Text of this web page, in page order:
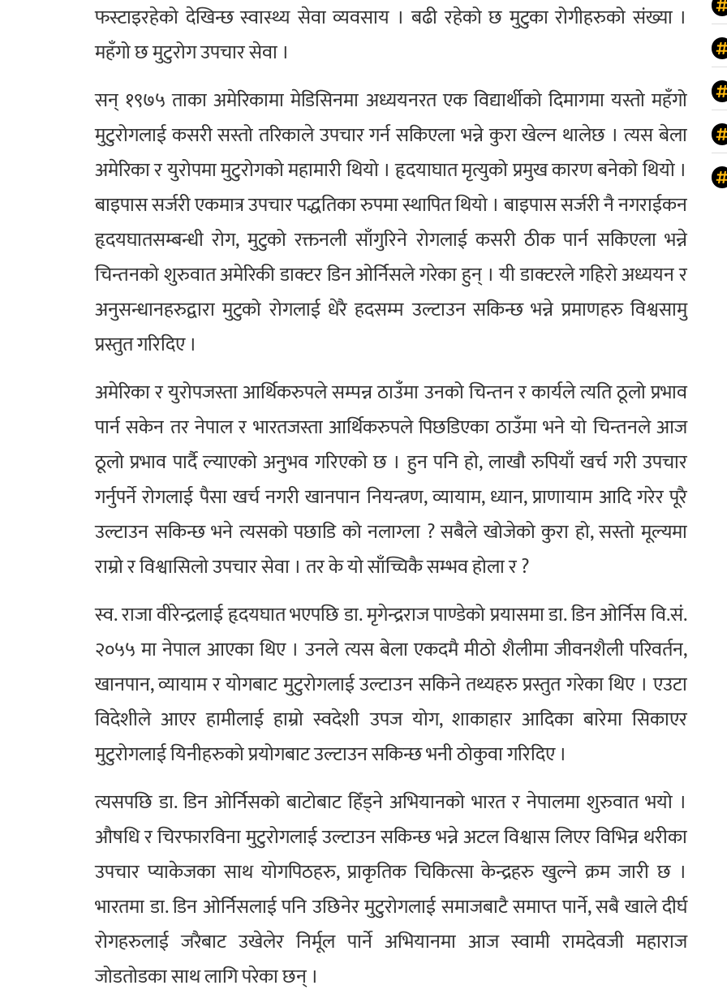
फस्टाइरहेको देखिन्छ स्वास्थ्य सेवा व्यवसाय । बढी रहेको छ मुटुका रोगीहरुको संख्या ।
महँगो छ मुटुरोग उपचार सेवा ।
सन् १९७५ ताका अमेरिकामा मेडिसिनमा अध्ययनरत एक विद्यार्थीको दिमागमा यस्तो महँगो
मुटुरोगलाई कसरी सस्तो तरिकाले उपचार गर्न सकिएला भन्ने कुरा खेल्न थालेछ । त्यस बेला
अमेरिका र युरोपमा मुटुरोगको महामारी थियो । हृदयाघात मृत्युको प्रमुख कारण बनेको थियो ।
बाइपास सर्जरी एकमात्र उपचार पद्धतिका रुपमा स्थापित थियो । बाइपास सर्जरी नै नगराईकन
हृदयघातसम्बन्धी रोग, मुटुको रक्तनली साँगुरिने रोगलाई कसरी ठीक पार्न सकिएला भन्ने
चिन्तनको शुरुवात अमेरिकी डाक्टर डिन ओर्निसले गरेका हुन् । यी डाक्टरले गहिरो अध्ययन र
अनुसन्धानहरुद्वारा मुटुको रोगलाई धेरै हदसम्म उल्टाउन सकिन्छ भन्ने प्रमाणहरु विश्वसामु
प्रस्तुत गरिदिए ।
अमेरिका र युरोपजस्ता आर्थिकरुपले सम्पन्न ठाउँमा उनको चिन्तन र कार्यले त्यति ठूलो प्रभाव
पार्न सकेन तर नेपाल र भारतजस्ता आर्थिकरुपले पिछडिएका ठाउँमा भने यो चिन्तनले आज
ठूलो प्रभाव पार्दै ल्याएको अनुभव गरिएको छ । हुन पनि हो, लाखाै रुपियाँ खर्च गरी उपचार
गर्नुपर्ने रोगलाई पैसा खर्च नगरी खानपान नियन्त्रण, व्यायाम, ध्यान, प्राणायाम आदि गरेर पूरै
उल्टाउन सकिन्छ भने त्यसको पछाडि को नलाग्ला ? सबैले खोजेको कुरा हो, सस्तो मूल्यमा
राम्रो र विश्वासिलो उपचार सेवा । तर के यो साँच्चिकै सम्भव होला र ?
स्व. राजा वीरेन्द्रलाई हृदयघात भएपछि डा. मृगेन्द्रराज पाण्डेको प्रयासमा डा. डिन ओर्निस वि.सं.
२०५५ मा नेपाल आएका थिए । उनले त्यस बेला एकदमै मीठो शैलीमा जीवनशैली परिवर्तन,
खानपान, व्यायाम र योगबाट मुटुरोगलाई उल्टाउन सकिने तथ्यहरु प्रस्तुत गरेका थिए । एउटा
विदेशीले आएर हामीलाई हाम्रो स्वदेशी उपज योग, शाकाहार आदिका बारेमा सिकाएर
मुटुरोगलाई यिनीहरुको प्रयोगबाट उल्टाउन सकिन्छ भनी ठोकुवा गरिदिए ।
त्यसपछि डा. डिन ओर्निसको बाटोबाट हिँड्ने अभियानको भारत र नेपालमा शुरुवात भयो ।
औषधि र चिरफारविना मुटुरोगलाई उल्टाउन सकिन्छ भन्ने अटल विश्वास लिएर विभिन्न थरीका
उपचार प्याकेजका साथ योगपिठहरु, प्राकृतिक चिकित्सा केन्द्रहरु खुल्ने क्रम जारी छ ।
भारतमा डा. डिन ओर्निसलाई पनि उछिनेर मुटुरोगलाई समाजबाटै समाप्त पार्ने, सबै खाले दीर्घ
रोगहरुलाई जरैबाट उखेलेर निर्मूल पार्ने अभियानमा आज स्वामी रामदेवजी महाराज
जोडतोडका साथ लागि परेका छन् ।